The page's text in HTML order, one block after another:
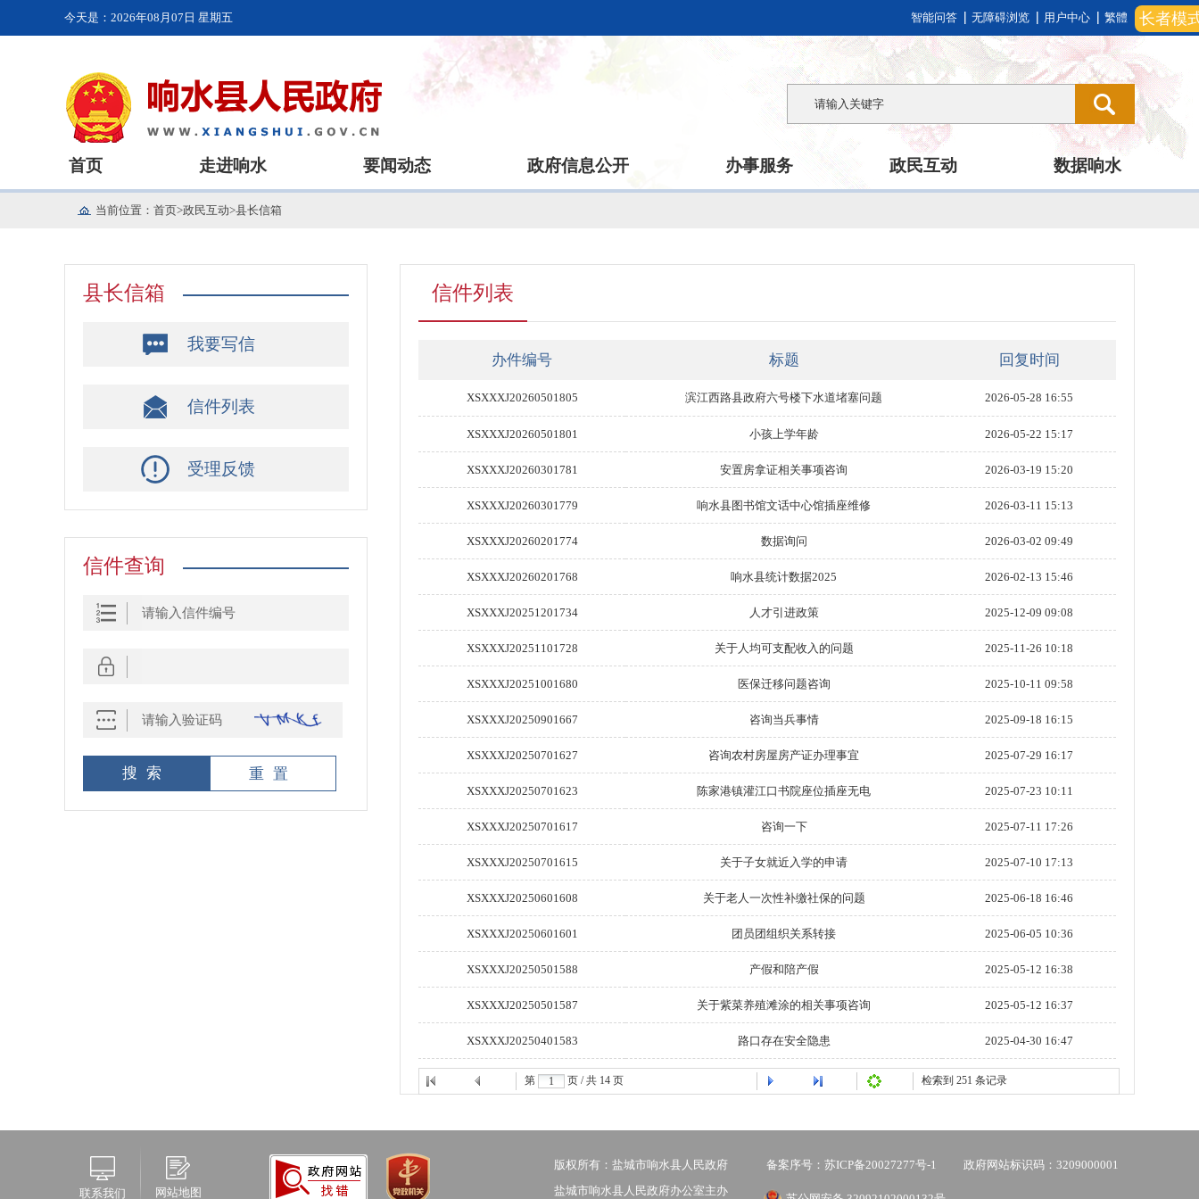
长者模
今天是： 2026年08月07日 星期五 智能问答 无障碍浏览 用户中心 繁體
首页 走进响水 要闻动态 政府信息公开 办事服务 政民互动 数据响水
当前位置： 首页>政民互动>县长信箱
县长信箱
我要写信
信件列表
受理反馈
信件查询
信件列表
办件编号 标题 回复时间
XSXXXJ20260501805 滨江西路县政府六号楼下水道堵塞问题 2026-05-28 16:55
XSXXXJ20260501801 小孩上学年龄 2026-05-22 15:17
XSXXXJ20260301781 安置房拿证相关事项咨询 2026-03-19 15:20
XSXXXJ20260301779 响水县图书馆文话中心馆插座维修 2026-03-11 15:13
XSXXXJ20260201774 数据询问 2026-03-02 09:49
XSXXXJ20260201768 响水县统计数据2025 2026-02-13 15:46
XSXXXJ20251201734 人才引进政策 2025-12-09 09:08
XSXXXJ20251101728 关于人均可支配收入的问题 2025-11-26 10:18
XSXXXJ20251001680 医保迁移问题咨询 2025-10-11 09:58
XSXXXJ20250901667 咨询当兵事情 2025-09-18 16:15
XSXXXJ20250701627 咨询农村房屋房产证办理事宜 2025-07-29 16:17
XSXXXJ20250701623 陈家港镇灌江口书院座位插座无电 2025-07-23 10:11
XSXXXJ20250701617 咨询一下 2025-07-11 17:26
XSXXXJ20250701615 关于子女就近入学的申请 2025-07-10 17:13
XSXXXJ20250601608 关于老人一次性补缴社保的问题 2025-06-18 16:46
XSXXXJ20250601601 团员团组织关系转接 2025-06-05 10:36
XSXXXJ20250501588 产假和陪产假 2025-05-12 16:38
XSXXXJ20250501587 关于紫菜养殖滩涂的相关事项咨询 2025-05-12 16:37
XSXXXJ20250401583 路口存在安全隐患 2025-04-30 16:47
第 页 / 共 14 页 检索到 251 条记录
联系我们 网站地图
版权所有：盐城市响水县人民政府 备案序号：苏ICP备20027277号-1
政府网站标识码：3209000001
盐城市响水县人民政府办公室主办